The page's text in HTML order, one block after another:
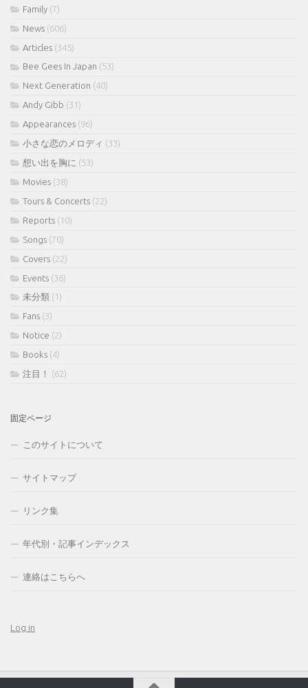
Family (7)
News (606)
Articles (345)
Bee Gees In Japan (53)
Next Generation (40)
Andy Gibb (31)
Appearances (96)
小さな恋のメロディ (33)
想い出を胸に (53)
Movies (38)
Tours & Concerts (22)
Reports (10)
Songs (70)
Covers (22)
Events (36)
未分類 (1)
Fans (3)
Notice (2)
Books (4)
注目！
(62)
固定ページ
このサイトについて
サイトマップ
リンク集
年代別・記事インデックス
連絡はこちらへ
Log in